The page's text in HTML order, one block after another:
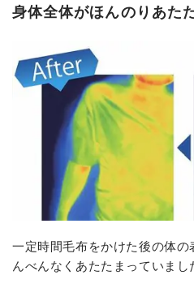
身体全体がほんのりあた
一定時間毛布をかけた後の体
んべんなくあたたまっていまし